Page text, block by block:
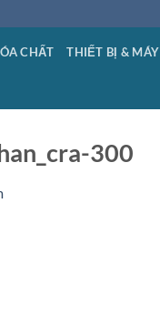
CHẤT THIẾT BỊ & MÁY
300